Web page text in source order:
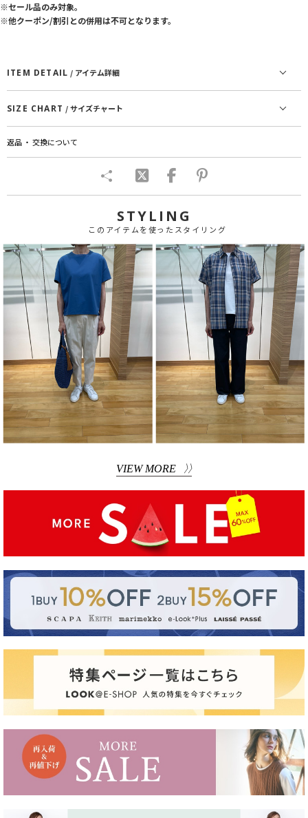
※セール品のみ対象。
※他クーポン/割引との併用は不可となります。
ITEM DETAIL / アイテム詳細
SIZE CHART / サイズチャート
返品 ・ 交換について
STYLING
このアイテムを使ったスタイリング
VIEW MORE